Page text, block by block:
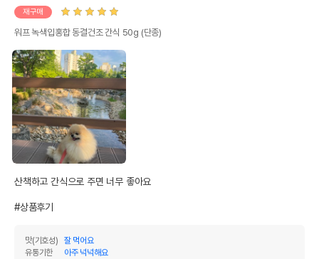
재구매
워프 녹색입홍합 동결건조 간식 50g (단종)
산책하고 간식으로 주면 너무 좋아요
#상품후기
맛(기호성)
잘 먹어요
유통기한
아주 넉넉해요